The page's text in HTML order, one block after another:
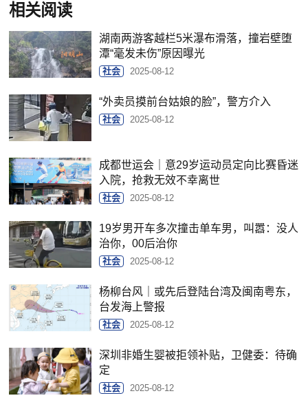
相关阅读
湖南两游客越栏5米瀑布滑落，撞岩壁堕
潭“毫发未伤”原因曝光
社会 2025-08-12
“外卖员摸前台姑娘的脸”，警方介入
社会 2025-08-12
成都世运会｜意29岁运动员定向比赛昏迷
入院，抢救无效不幸离世
社会 2025-08-12
19岁男开车多次撞击单车男，叫嚣：没人
治你，00后治你
社会 2025-08-12
杨柳台风｜或先后登陆台湾及闽南粤东，
台发海上警报
社会 2025-08-12
深圳非婚生婴被拒领补贴，卫健委：待确
定
社会 2025-08-12